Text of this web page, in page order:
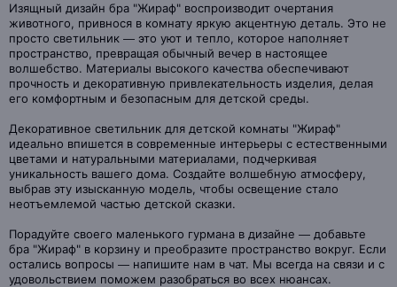
Изящный дизайн бра "Жираф" воспроизводит очертания
животного, привнося в комнату яркую акцентную деталь. Это не
просто светильник — это уют и тепло, которое наполняет
пространство, превращая обычный вечер в настоящее
волшебство. Материалы высокого качества обеспечивают
прочность и декоративную привлекательность изделия, делая
его комфортным и безопасным для детской среды.
Декоративное светильник для детской комнаты "Жираф"
идеально впишется в современные интерьеры с естественными
цветами и натуральными материалами, подчеркивая
уникальность вашего дома. Создайте волшебную атмосферу,
выбрав эту изысканную модель, чтобы освещение стало
неотъемлемой частью детской сказки.
Порадуйте своего маленького гурмана в дизайне — добавьте
бра "Жираф" в корзину и преобразите пространство вокруг. Если
остались вопросы — напишите нам в чат. Мы всегда на связи и с
удовольствием поможем разобраться во всех нюансах.